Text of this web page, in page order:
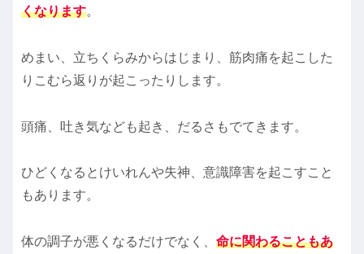
くなります。
めまい、立ちくらみからはじまり、筋肉痛を起こした
りこむら返りが起こったりします。
頭痛、吐き気なども起き、だるさもでてきます。
ひどくなるとけいれんや失神、意識障害を起こすこと
もあります。
体の調子が悪くなるだけでなく、 命に関わることもあ